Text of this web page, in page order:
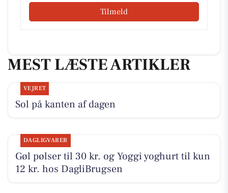
Tilmeld
MEST LÆSTE ARTIKLER
VEJRET
Sol på kanten af dagen
DAGLIGVARER
Gøl pølser til 30 kr. og Yoggi yoghurt til kun
12 kr. hos DagliBrugsen